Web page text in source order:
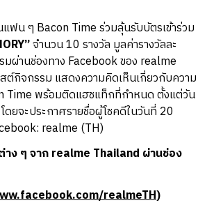
ฟน ๆ Bacon Time ร่วมลุ้นรับบัตรเข้าร่วม
จำนวน 10 รางวัล มูลค่ารางวัลละ
ผ่านช่องทาง Facebook ของ realme
ต์กิจกรรม แสดงความคิดเห็นเกี่ยวกับความ
Time พร้อมติดแฮชแท็กที่กำหนด ตั้งแต่วัน
ยจะประกาศรายชื่อผู้โชคดีในวันที่ 20
realme (TH)
ง ๆ จาก realme Thailand ผ่านช่อง
realmeTH)